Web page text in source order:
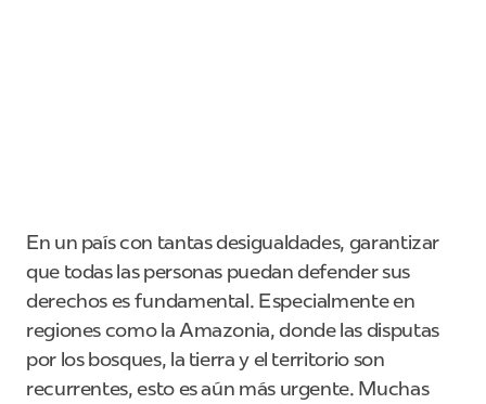
En un país con tantas desigualdades, garantizar
que todas las personas puedan defender sus
derechos es fundamental. Especialmente en
regiones como la Amazonia, donde las disputas
por los bosques, la tierra y el territorio son
recurrentes, esto es aún más urgente. Muchas